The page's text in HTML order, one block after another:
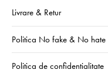
Livrare & Retur
Politica No fake & No hate
Politica de confidentialitate